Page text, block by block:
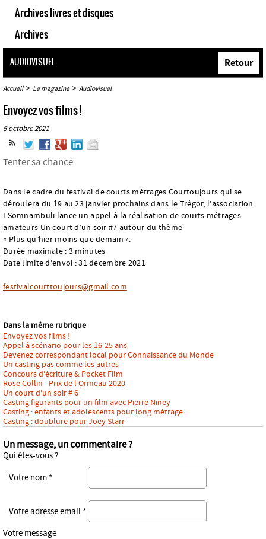
Archives livres et disques
Archives
AUDIOVISUEL
Accueil> Le magazine> Audiovisuel
Retour
Envoyez vos films !
5 octobre 2021
Tenter sa chance
Dans le cadre du festival de courts métrages Courtoujours qui se
déroulera du 19 au 23 janvier prochains dans le Trégor, l’association
I Somnambuli lance un appel à la réalisation de courts métrages
amateurs Un court d’un soir #7 autour du thème
« Plus qu’hier moins que demain ».
Durée maximale : 3 minutes
Date limite d’envoi : 31 décembre 2021
festivalcourttoujours@gmail.com
Dans la même rubrique
Envoyez vos films !
Appel à scénario pour les 16-25 ans
Devenez correspondant local pour Connaissance du Monde
Un casting pas comme les autres
Concours d’écriture & Pocket Film
Rose Collin - Prix de l’Ormeau 2020
Un court d’un soir # 6
Casting figurants pour un film avec Pierre Niney
Casting : enfants et adolescents pour long métrage
Casting : doublure pour Joey Starr
Un message, un commentaire ?
Qui êtes-vous ?
Votre nom *
Votre adresse email *
Votre message